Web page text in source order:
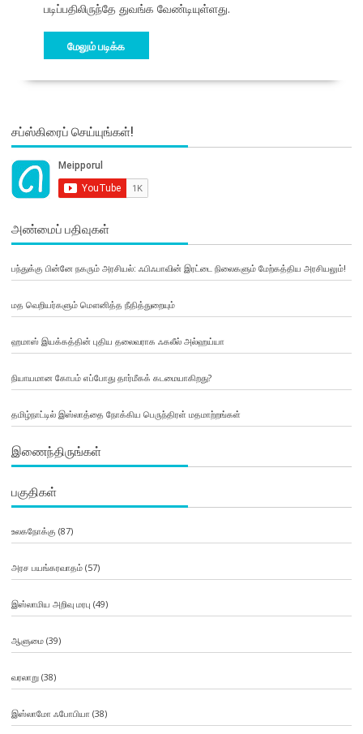
படிப்பதிலிருந்தே துவங்க வேண்டியுள்ளது.
மேலும் படிக்க
சப்ஸ்கிரைப் செய்யுங்கள்!
அண்மைப் பதிவுகள்
பந்துக்கு பின்னே நகரும் அரசியல்: ஃபிஃபாவின் இரட்டை நிலைகளும் மேற்கத்திய அரசியலும்!
மத வெறியர்களும் மௌனித்த நீதித்துறையும்
ஹமாஸ் இயக்கத்தின் புதிய தலைவராக ஃகலீல் அல்ஹய்யா
நியாயமான கோபம் எப்போது தார்மீகக் கடமையாகிறது?
தமிழ்நாட்டில் இஸ்லாத்தை நோக்கிய பெருந்திரள் மதமாற்றங்கள்
இணைந்திருங்கள்
பகுதிகள்
உலகநோக்கு (87)
அரச பயங்கரவாதம்(57)
இஸ்லாமிய அறிவு மரபு (49)
ஆளுமை(39)
வரலாறு(38)
இஸ்லாமோ ஃபோபியா (38)